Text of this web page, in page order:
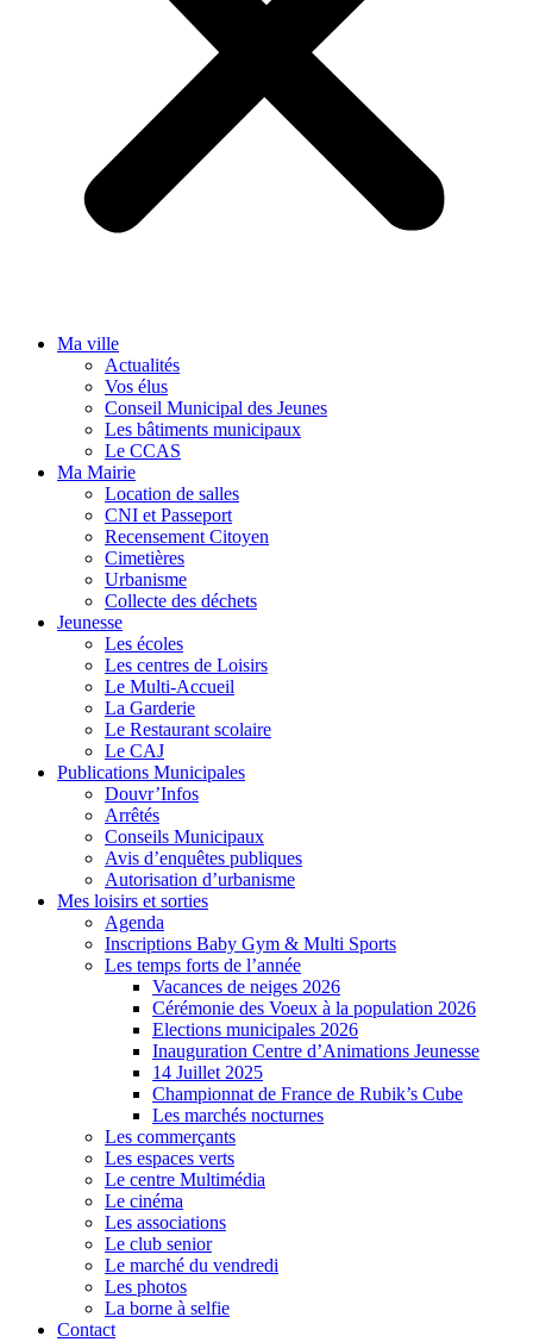
Ma ville
Actualités
Vos élus
Conseil Municipal des Jeunes
Les bâtiments municipaux
Le CCAS
Ma Mairie
Location de salles
CNI et Passeport
Recensement Citoyen
Cimetières
Urbanisme
Collecte des déchets
Jeunesse
Les écoles
Les centres de Loisirs
Le Multi-Accueil
La Garderie
Le Restaurant scolaire
Le CAJ
Publications Municipales
Douvr’Infos
Arrêtés
Conseils Municipaux
Avis d’enquêtes publiques
Autorisation d’urbanisme
Mes loisirs et sorties
Agenda
Inscriptions Baby Gym & Multi Sports
Les temps forts de l’année
Vacances de neiges 2026
Cérémonie des Voeux à la population 2026
Elections municipales 2026
Inauguration Centre d’Animations Jeunesse
14 Juillet 2025
Championnat de France de Rubik’s Cube
Les marchés nocturnes
Les commerçants
Les espaces verts
Le centre Multimédia
Le cinéma
Les associations
Le club senior
Le marché du vendredi
Les photos
La borne à selfie
Contact